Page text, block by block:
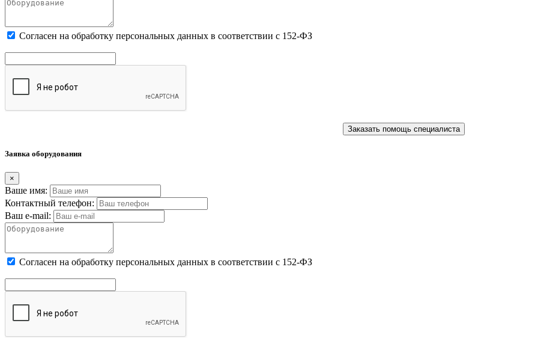
Cогласен на обработку персональных данных в соответствии с 152-ФЗ
Заказать помощь специалиста
Заявка оборудования
×
Ваше имя:
Контактный телефон:
Ваш e-mail:
Cогласен на обработку персональных данных в соответствии с 152-ФЗ